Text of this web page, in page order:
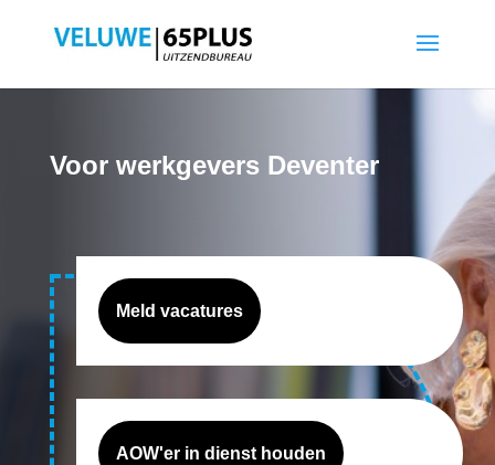
Voor werkgevers Deventer
Meld vacatures
AOW'er in dienst houden